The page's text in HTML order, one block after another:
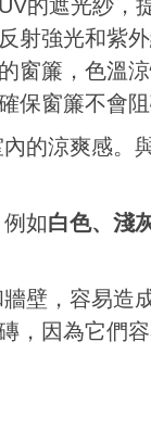
的遮光紗，
射強光和紫
窗簾，色溫
保窗簾不會
的涼爽感。
如白色、淺
壁，容易造
因為它們